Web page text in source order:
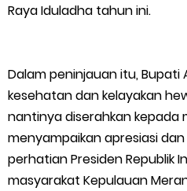
Penanganan Jalur
Jambore Nasional
Polres Kepulauan Meranti Gelar
Sinergitas dengan Insan Pers,
Raya Iduladha tahun ini.
Dalam peninjauan itu, Bupati
kesehatan dan kelayakan
nantinya diserahkan kepada
menyampaikan apresiasi
perhatian Presiden Republik
masyarakat Kepulauan